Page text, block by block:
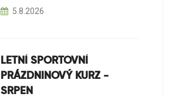
5.8.2026
LETNÍ SPORTOVNÍ
PRÁZDNINOVÝ KURZ -
SRPEN